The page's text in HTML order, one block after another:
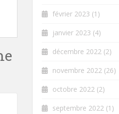
février 2023 (1)
janvier 2023 (4)
décembre 2022 (2)
novembre 2022 (26)
octobre 2022 (2)
septembre 2022 (1)